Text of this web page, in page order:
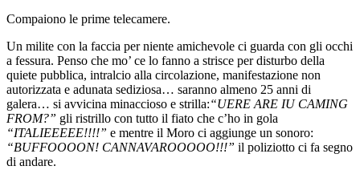
Compaiono le prime telecamere.
Un milite con la faccia per niente amichevole ci guarda con gli occhi
a fessura. Penso che mo’ ce lo fanno a strisce per disturbo della
quiete pubblica, intralcio alla circolazione, manifestazione non
autorizzata e adunata sediziosa… saranno almeno 25 anni di
galera… si avvicina minaccioso e strilla:“UERE ARE IU CAMING
FROM?” gli ristrillo con tutto il fiato che c’ho in gola
“ITALIEEEEE!!!!” e mentre il Moro ci aggiunge un sonoro:
“BUFFOOOON! CANNAVAROOOOO!!!” il poliziotto ci fa segno
di andare.